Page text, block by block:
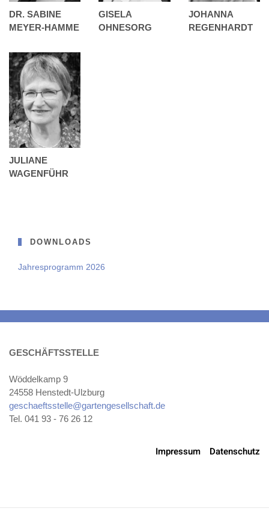
DR. SABINE
MEYER-HAMME
GISELA
OHNESORG
JOHANNA
REGENHARDT
JULIANE
WAGENFÜHR
DOWNLOADS
Jahresprogramm 2026
GESCHÄFTSSTELLE
Wöddelkamp 9
24558 Henstedt-Ulzburg
geschaeftsstelle@gartengesellschaft.de
Tel. 041 93 - 76 26 12
Impressum Datenschutz